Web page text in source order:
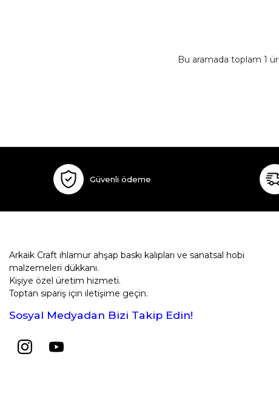
Bu aramada toplam 1
Güvenli ödeme
Arkaik Craft ıhlamur ahşap baskı kalıpları ve sanatsal hobi
malzemeleri dükkanı.
Kişiye özel üretim hizmeti.
Toptan sipariş için iletişime geçin.
Sosyal Medyadan Bizi Takip Edin!